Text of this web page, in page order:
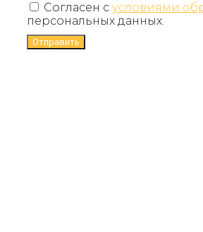
Согласен с условиями
персональных данных.
Отправить